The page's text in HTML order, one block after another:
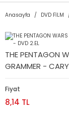
Anasayfa DVD FİLM
THE PENTAGON
GRAMMER -
Fiyat
8,14 TL